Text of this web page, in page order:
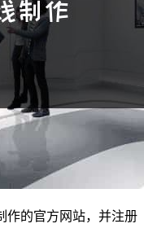
作的官方网站，并注册